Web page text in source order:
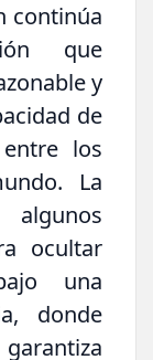
continúa
que
y
de
los
La
ocultar
una
donde